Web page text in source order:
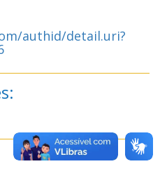
authid/detail.uri?